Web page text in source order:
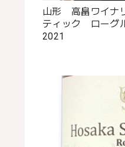
山形 高畠ワイナ
ティック ローグ
2021